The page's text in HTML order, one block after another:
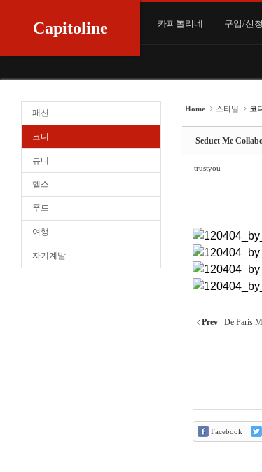
Capitoline 카피톨리네 구입/신청
패션
코디
뷰티
헬스
푸드
여행
자기계발
Home 스타일 코
Seduct Me
trustyou
Prev De Paris
Facebook